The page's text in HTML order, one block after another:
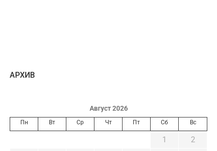
AРХИВ
Август 2026
Пн Вт Ср Чт Пт Сб Вс
1
2